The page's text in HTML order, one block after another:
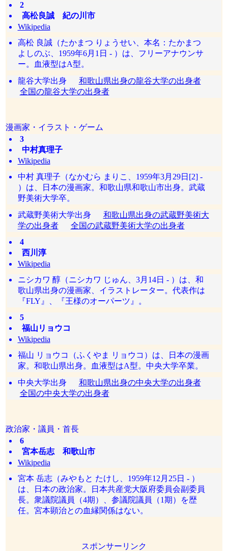
2
高松良誠 紀の川市
Wikipedia
高松 良誠（たかまつ りょうせい、本名：たかまつ
よしのぶ、1959年6月1日 - ）は、フリーアナウンサ
ー。血液型はA型。
龍谷大学出身 和歌山県出身の龍谷大学の出身者
全国の龍谷大学の出身者
漫画家・イラスト・ゲーム
3
中村真理子
Wikipedia
中村 真理子（なかむら まりこ、1959年3月29日[2] -
）は、日本の漫画家。和歌山県和歌山市出身。武蔵
野美術大学卒。
武蔵野美術大学出身 和歌山県出身の武蔵野美術大
学の出身者
全国の武蔵野美術大学の出身者
4
西川淳
Wikipedia
ニシカワ 醇（ニシカワ じゅん、3月14日 - ）は、和
歌山県出身の漫画家、イラストレーター。代表作は
『FLY』、『王様のオーパーツ』。
5
福山リョウコ
Wikipedia
福山 リョウコ（ふくやま リョウコ）は、日本の漫画
家。和歌山県出身。血液型はA型。中央大学卒業。
中央大学出身 和歌山県出身の中央大学の出身者
全国の中央大学の出身者
政治家・議員・首長
6
宮本岳志 和歌山市
Wikipedia
宮本 岳志（みやもと たけし、1959年12月25日 - ）
は、日本の政治家。日本共産党大阪府委員会副委員
長。衆議院議員（4期）、参議院議員（1期）を歴
任。宮本顕治との血縁関係はない。
スポンサーリンク